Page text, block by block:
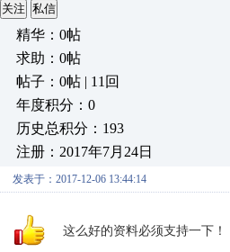
关注 私信
精华：0帖
求助：0帖
帖子：0帖 | 11回
年度积分：0
历史总积分：193
注册：2017年7月24日
发表于：2017-12-06 13:44:14
这么好的资料必须支持一下！